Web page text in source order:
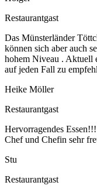
Restaurantgast
Das Münsterländer
können sich aber auch
hohem Niveau . Aktuell
auf jeden Fall zu
Heike Möller
Restaurantgast
Hervorragendes
Chef und Chefin sehr
Stu
Restaurantgast